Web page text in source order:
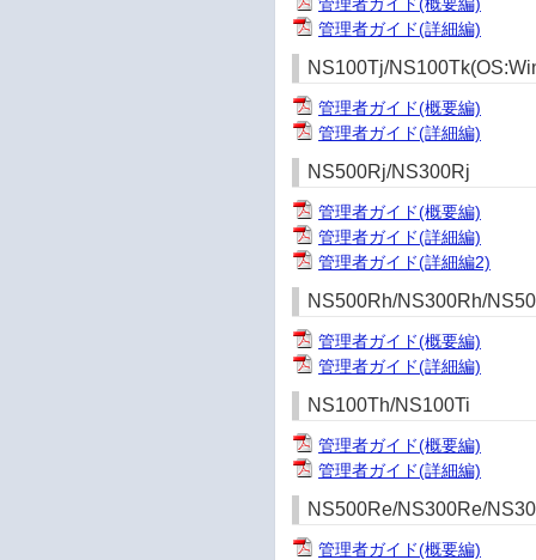
管理者ガイド(詳細編)
NS100Tj/
管理者ガイド(概要編)
管理者ガイド(詳細編)
NS500Rj/NS300Rj
管理者ガイド(概要編)
管理者ガイド(詳細編)
管理者ガイド(詳細編2)
NS500Rh/NS300Rh/
管理者ガイド(概要編)
管理者ガイド(詳細編)
NS100Th/NS100Ti
管理者ガイド(概要編)
管理者ガイド(詳細編)
NS500Re/NS300Re/
管理者ガイド(概要編)